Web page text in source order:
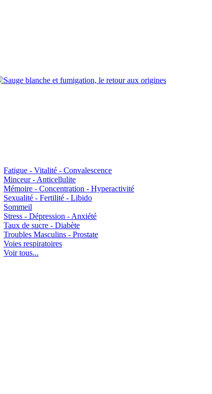
Fatigue - Vitalité - Convalescence
Minceur - Anticellulite
Mémoire - Concentration - Hyperactivité
Sexualité - Fertilité - Libido
Sommeil
Stress - Dépression - Anxiété
Taux de sucre - Diabète
Troubles Masculins - Prostate
Voies respiratoires
Voir tous...